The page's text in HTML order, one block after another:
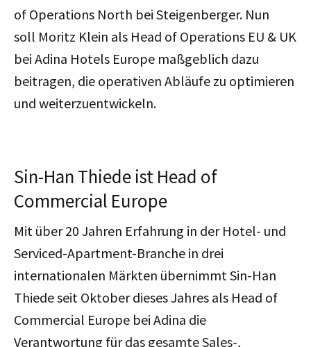
of Operations North bei Steigenberger. Nun
soll Moritz Klein als Head of Operations EU & UK
bei Adina Hotels Europe maßgeblich dazu
beitragen, die operativen Abläufe zu optimieren
und weiterzuentwickeln.
Sin-Han Thiede ist Head of
Commercial Europe
Mit über 20 Jahren Erfahrung in der Hotel- und
Serviced-Apartment-Branche in drei
internationalen Märkten übernimmt Sin-Han
Thiede seit Oktober dieses Jahres als Head of
Commercial Europe bei Adina die
Verantwortung für das gesamte Sales-,